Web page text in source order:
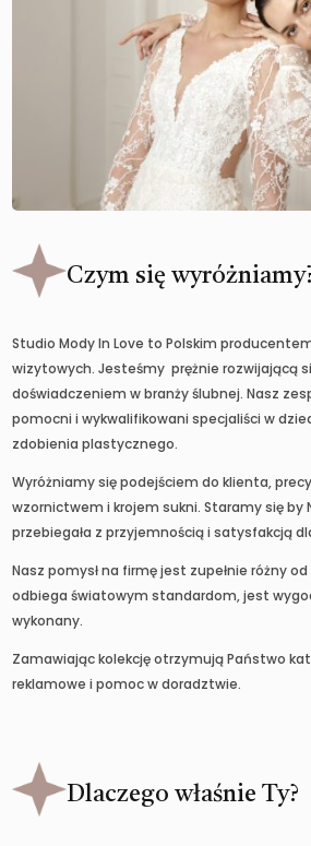
Czym się
Studio Mody In Love to Polskim
wizytowych. Jesteśmy prężnie rozwijającą
doświadczeniem w branży ślubnej. Nasz
pomocni i wykwalifikowani specjaliści w
zdobienia plastycznego.
Wyróżniamy się podejściem do klienta,
wzornictwem i krojem sukni. Staramy się by
przebiegała z przyjemnością i satysfakcją
Nasz pomysł na firmę jest zupełnie różny
odbiega światowym standardom, jest
wykonany.
Zamawiając kolekcję otrzymują Państwo
reklamowe i pomoc w doradztwie.
Dlaczego właśnie Ty?